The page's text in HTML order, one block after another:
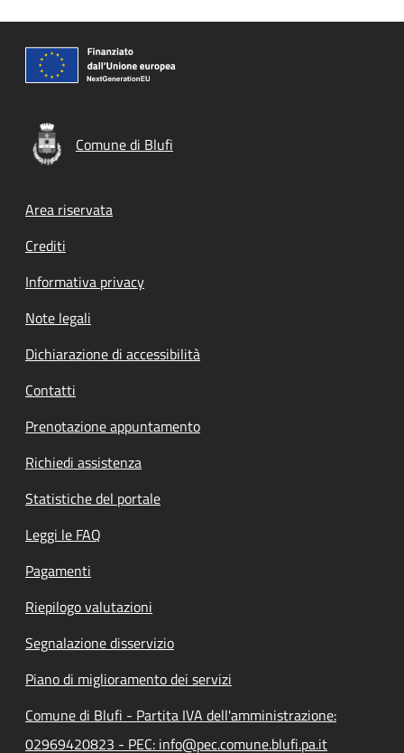
Comune di Blufi
Footer menu
Area riservata
Crediti
Informativa privacy
Note legali
Dichiarazione di accessibilità
Contatti
Prenotazione appuntamento
Richiedi assistenza
Statistiche del portale
Leggi le FAQ
Pagamenti
Riepilogo valutazioni
Segnalazione disservizio
Piano di miglioramento dei servizi
Comune di Blufi - Partita IVA dell'amministrazione:
02969420823 - PEC: info@pec.comune.blufi.pa.it